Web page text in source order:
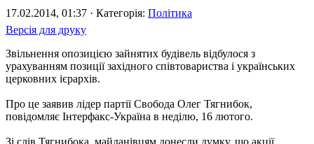
17.02.2014, 01:37 · Категорія: Політика
Версія для друку
Звільнення опозицією зайнятих будівель відбулося з
урахуванням позиції західного співтовариства і українських
церковних ієрархів.
Про це заявив лідер партії Свобода Олег Тягнибок,
повідомляє Інтерфакс-Україна в неділю, 16 лютого.
Зі слів Тягнибока, майданівцям донесли думку, що акції